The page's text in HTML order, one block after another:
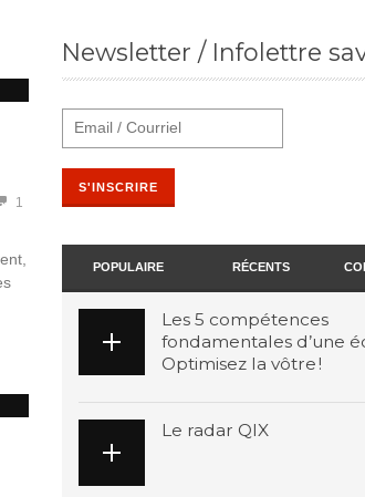
1
Newsletter / Infolettre
POPULAIRE RÉCENTS
Les 5 compétences
fondamentales d’une
Optimisez la vôtre !
Le radar QIX